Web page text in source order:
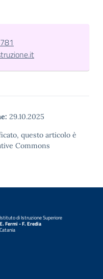
29.10.2025
questo articolo è
Commons
Istituto di Istruzione Superiore
E. Fermi - F. Eredia
Catania